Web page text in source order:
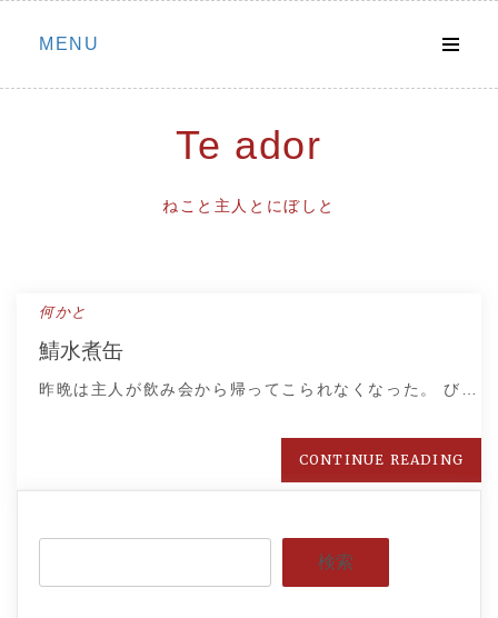
Skip
MENU
Te ador
ねこと主人とにぼしと
何かと
鯖水煮缶
昨晩は主人が飲み会から帰ってこられなくなった。 び…
CONTINUE READING
検索